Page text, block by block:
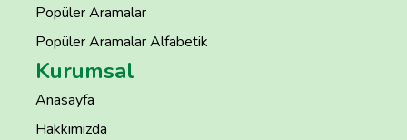
Popüler Aramalar
Popüler Aramalar Alfabetik
Kurumsal
Anasayfa
Hakkımızda